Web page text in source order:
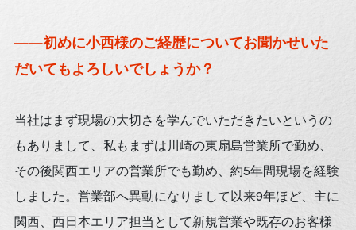
——初めに小西様のご経歴についてお聞かせいた
だいてもよろしいでしょうか？
当社はまず現場の大切さを学んでいただきたいというの
もありまして、私もまずは川崎の東扇島営業所で勤め、
その後関西エリアの営業所でも勤め、約5年間現場を経験
しました。営業部へ異動になりまして以来9年ほど、主に
関西、西日本エリア担当として新規営業や既存のお客様